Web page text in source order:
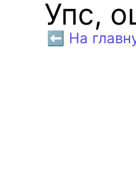
Упс,
⬅️ На